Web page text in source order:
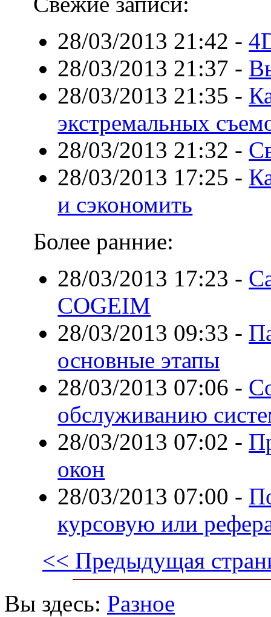
28/03/2013 21:42 -
28/03/2013 21:37 -
28/03/2013 21:35 -
экстремальных
28/03/2013 21:32 -
28/03/2013 17:25 -
и сэкономить
Более ранние:
28/03/2013 17:23 -
COGEIM
28/03/2013 09:33 -
основные этапы
28/03/2013 07:06 -
обслуживанию
28/03/2013 07:02 -
окон
28/03/2013 07:00 -
курсовую или
<< Предыдущая
Вы здесь: Разное